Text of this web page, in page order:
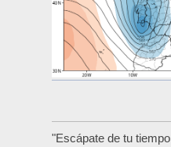
"Escápate de tu tiempo